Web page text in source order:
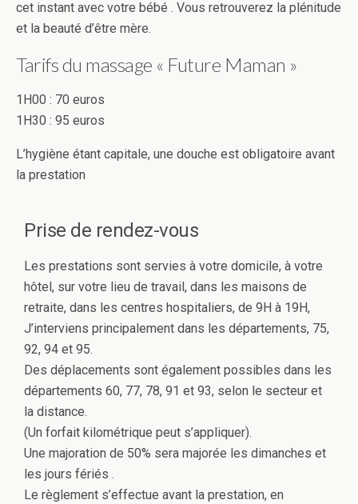
cet instant avec votre bébé . Vous retrouverez la plénitude
et la beauté d’être mère.
Tarifs du massage « Future Maman »
1H00 : 70 euros
1H30 : 95 euros
L’hygiène étant capitale, une douche est obligatoire avant
la prestation
Prise de rendez-vous
Les prestations sont servies à votre domicile, à votre
hôtel, sur votre lieu de travail, dans les maisons de
retraite, dans les centres hospitaliers, de 9H à 19H,
J’interviens principalement dans les départements, 75,
92, 94 et 95.
Des déplacements sont également possibles dans les
départements 60, 77, 78, 91 et 93, selon le secteur et
la distance.
(Un forfait kilométrique peut s’appliquer).
Une majoration de 50% sera majorée les dimanches et
les jours fériés .
Le règlement s’effectue avant la prestation, en